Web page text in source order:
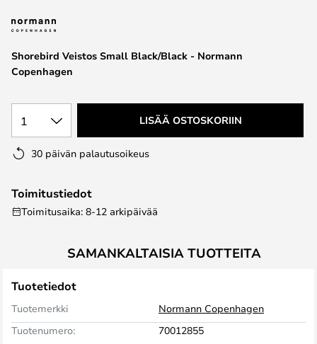
the
gallery
Shorebird Veistos Small Black/Black - Normann
Copenhagen
1 LISÄÄ OSTOSKORIIN
30 päivän palautusoikeus
Toimitustiedot
Toimitusaika: 8-12 arkipäivää
SAMANKALTAISIA TUOTTEITA
Tuotetiedot
Tuotemerkki
Normann Copenhagen
Tuotenumero:
70012855